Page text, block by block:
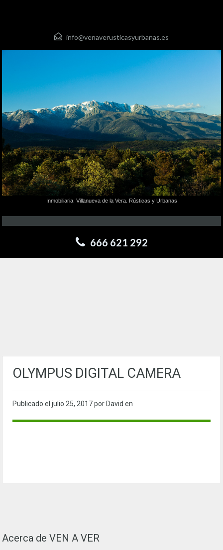
info@venaverusticasyurbanas.es
Inmobiliaria. Villanueva de la Vera. Rústicas y Urbanas
666 621 292
OLYMPUS DIGITAL CAMERA
Publicado el julio 25, 2017por David en
Acerca de VEN A VER